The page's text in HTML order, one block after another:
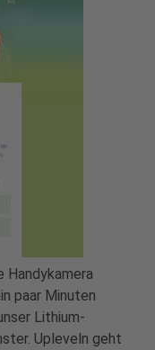
Handykamera
paar Minuten
Lithium-
Upleveln geht